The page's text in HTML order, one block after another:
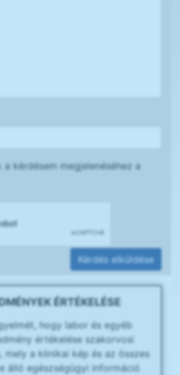
a kérdésem megjelenéséhez a
Kérdés elküldése
ÉRTÉKELÉSE
hogy labor és egyéb
értékelése szakorvosi
mely a klinikai kép és az összes
álló egészségügyi információ